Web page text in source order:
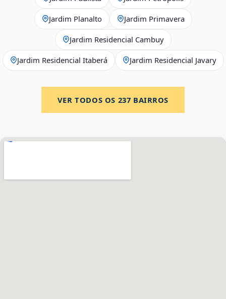
Jardim Planalto Jardim Primavera
Jardim Residencial Cambuy
Jardim Residencial Itaberá Jardim Residencial Javary
VER TODOS OS 237 BAIRROS